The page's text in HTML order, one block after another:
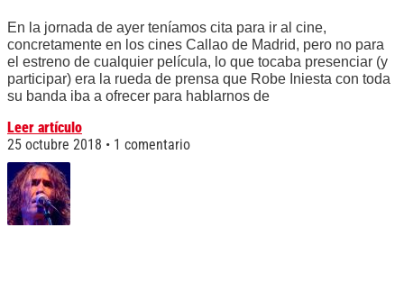
En la jornada de ayer teníamos cita para ir al cine,
concretamente en los cines Callao de Madrid, pero no para
el estreno de cualquier película, lo que tocaba presenciar (y
participar) era la rueda de prensa que Robe Iniesta con toda
su banda iba a ofrecer para hablarnos de
Leer artículo
25 octubre 2018
1 comentario